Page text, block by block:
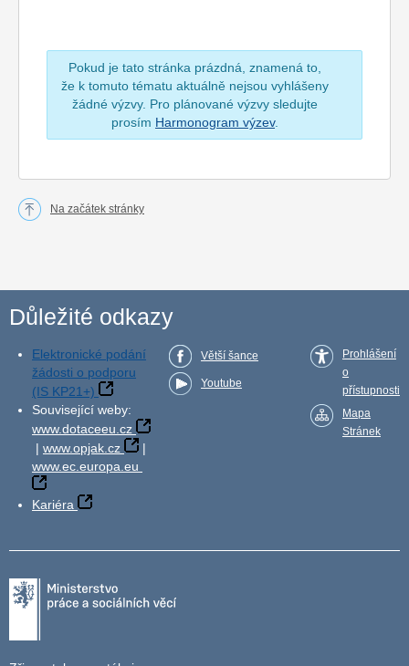
Pokud je tato stránka prázdná, znamená to,
že k tomuto tématu aktuálně nejsou vyhlášeny
žádné výzvy. Pro plánované výzvy sledujte
prosím Harmonogram výzev.
Na začátek stránky
Důležité odkazy
Elektronické podání
žádosti o podporu
(IS KP21+)
Související weby:
www.dotaceeu.cz
| www.opjak.cz
|
www.ec.europa.eu
Kariéra
Větší šance
Youtube
Prohlášení
o
přístupnosti
Mapa
Stránek